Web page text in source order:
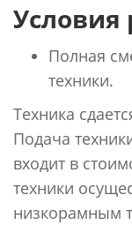
Условия
Полная
техники.
Техника
Подача
входит в
техники
низкорамным